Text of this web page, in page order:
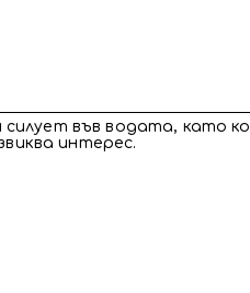
силует във водата, като
интерес.